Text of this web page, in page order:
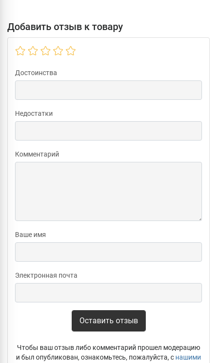
Добавить отзыв к товару
Достоинства
Недостатки
Комментарий
Ваше имя
Электронная почта
Оставить отзыв
Чтобы ваш отзыв либо комментарий прошел модерацию
и был опубликован, ознакомьтесь, пожалуйста, с нашими